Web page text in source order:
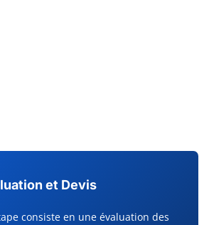
et Devis
consiste en une évaluation des